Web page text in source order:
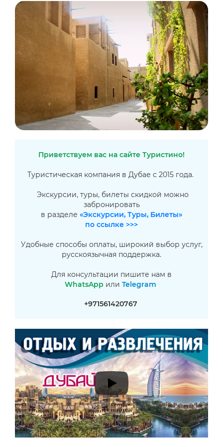
Приветствуем вас на сайте Туристино!
Туристическая компания в Дубае с 2015 года.
Экскурсии, туры, билеты скидкой можно
забронировать
в разделе «Экскурсии, Туры, Билеты»
по ссылке >>>
Удобные способы оплаты, широкий выбор услуг,
русскоязычная поддержка.
Для консультации пишите нам в
WhatsApp или Telegram
+971561420767